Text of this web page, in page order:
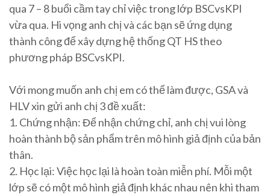
qua 7 – 8 buổi cầm tay chỉ việc trong lớp BSCvsKPI
vừa qua. Hi vọng anh chị và các bạn sẽ ứng dụng
thành công để xây dựng hệ thống QT HS theo
phương pháp BSCvsKPI.
Với mong muốn anh chị em có thể làm được, GSA và
HLV xin gửi anh chị 3 đề xuất:
1. Chứng nhận: Để nhận chứng chỉ, anh chị vui lòng
hoàn thành bộ sản phẩm trên mô hình giả định của bản
thân.
2. Học lại: Việc học lại là hoàn toàn miễn phí. Mỗi một
lớp sẽ có một mô hình giả định khác nhau nên khi tham